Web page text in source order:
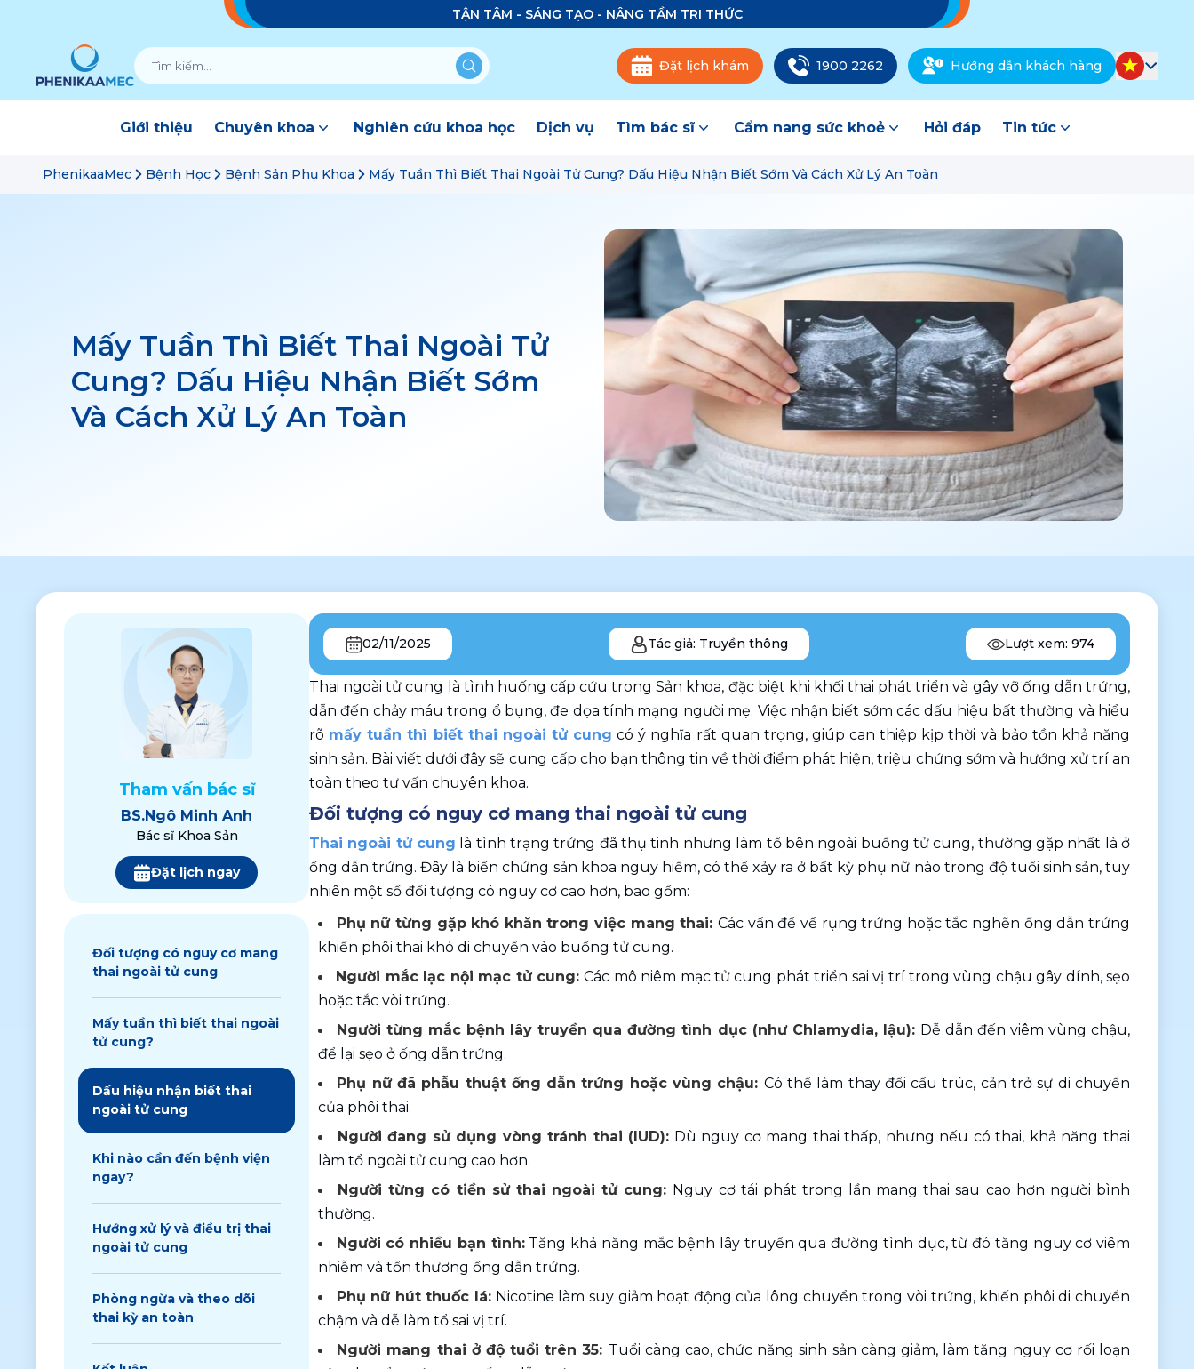
TẬN TÂM - SÁNG TẠO - NÂNG TẦM TRI THỨC
Đặt lịch khám 1900 2262 Hướng dẫn khách hàng
Giới thiệu Chuyên khoa Nghiên cứu khoa học Dịch vụ Tìm bác sĩ Cẩm nang sức khoẻ Hỏi đáp Tin tức
PhenikaaMec Bệnh Học Bệnh Sản Phụ Khoa Mấy Tuần Thì Biết Thai Ngoài Tử Cung? Dấu Hiệu Nhận Biết Sớm Và Cách Xử Lý An Toàn
Mấy Tuần Thì Biết Thai Ngoài Tử
Cung? Dấu Hiệu Nhận Biết Sớm
Và Cách Xử Lý An Toàn
Tham vấn bác sĩ
BS.Ngô Minh Anh
Bác sĩ Khoa Sản
Đặt lịch ngay
Đối tượng có nguy cơ mang
thai ngoài tử cung
Mấy tuần thì biết thai ngoài
tử cung?
Dấu hiệu nhận biết thai
ngoài tử cung
Khi nào cần đến bệnh viện
ngay?
Hướng xử lý và điều trị thai
ngoài tử cung
Phòng ngừa và theo dõi
thai kỳ an toàn
02/11/2025 Tác giả: Truyền thông Lượt xem: 974
Thai ngoài tử cung là tình huống cấp cứu trong Sản khoa, đặc biệt khi khối thai phát triển và gây vỡ ống dẫn trứng,
dẫn đến chảy máu trong ổ bụng, đe dọa tính mạng người mẹ. Việc nhận biết sớm các dấu hiệu bất thường và hiểu
rõ mấy tuần thì biết thai ngoài tử cung có ý nghĩa rất quan trọng, giúp can thiệp kịp thời và bảo tồn khả năng
sinh sản. Bài viết dưới đây sẽ cung cấp cho bạn thông tin về thời điểm phát hiện, triệu chứng sớm và hướng xử trí an
toàn theo tư vấn chuyên khoa.
Đối tượng có nguy cơ mang thai ngoài tử cung
Thai ngoài tử cung là tình trạng trứng đã thụ tinh nhưng làm tổ bên ngoài buồng tử cung, thường gặp nhất là ở
ống dẫn trứng. Đây là biến chứng sản khoa nguy hiểm, có thể xảy ra ở bất kỳ phụ nữ nào trong độ tuổi sinh sản, tuy
nhiên một số đối tượng có nguy cơ cao hơn, bao gồm:
Phụ nữ từng gặp khó khăn trong việc mang thai: Các vấn đề về rụng trứng hoặc tắc nghẽn ống dẫn trứng
khiến phôi thai khó di chuyển vào buồng tử cung.
Người mắc lạc nội mạc tử cung: Các mô niêm mạc tử cung phát triển sai vị trí trong vùng chậu gây dính, sẹo
hoặc tắc vòi trứng.
Người từng mắc bệnh lây truyền qua đường tình dục (như Chlamydia, lậu): Dễ dẫn đến viêm vùng chậu,
để lại sẹo ở ống dẫn trứng.
Phụ nữ đã phẫu thuật ống dẫn trứng hoặc vùng chậu: Có thể làm thay đổi cấu trúc, cản trở sự di chuyển
của phôi thai.
Người đang sử dụng vòng tránh thai (IUD): Dù nguy cơ mang thai thấp, nhưng nếu có thai, khả năng thai
làm tổ ngoài tử cung cao hơn.
Người từng có tiền sử thai ngoài tử cung: Nguy cơ tái phát trong lần mang thai sau cao hơn người bình
thường.
Người có nhiều bạn tình: Tăng khả năng mắc bệnh lây truyền qua đường tình dục, từ đó tăng nguy cơ viêm
nhiễm và tổn thương ống dẫn trứng.
Phụ nữ hút thuốc lá: Nicotine làm suy giảm hoạt động của lông chuyển trong vòi trứng, khiến phôi di chuyển
chậm và dễ làm tổ sai vị trí.
Người mang thai ở độ tuổi trên 35: Tuổi càng cao, chức năng sinh sản càng giảm, làm tăng nguy cơ rối loạn